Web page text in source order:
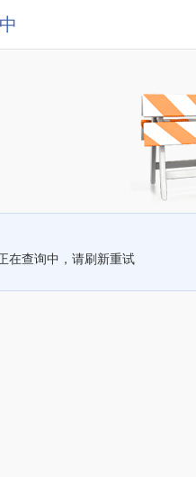
在查询中，请刷新重试